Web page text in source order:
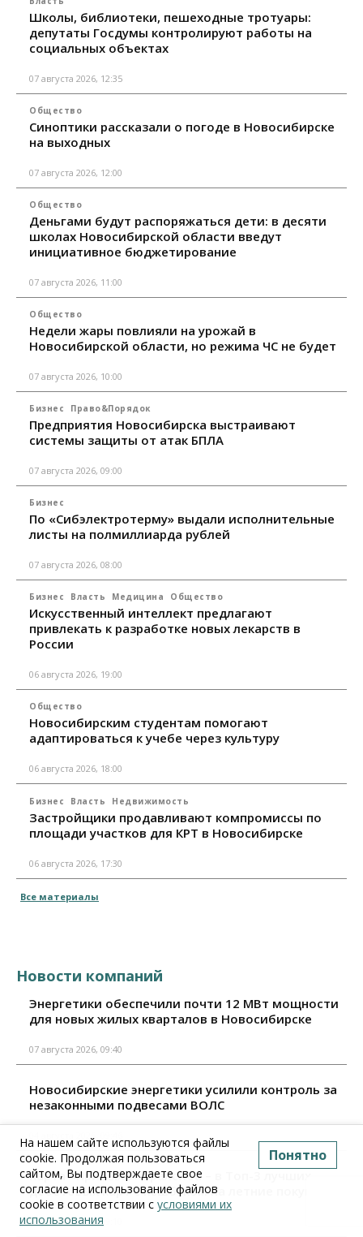
Школы, библиотеки, пешеходные тротуары:
депутаты Госдумы контролируют работы на
социальных объектах
07 августа 2026, 12:35
Общество
Синоптики рассказали о погоде в Новосибирске
на выходных
07 августа 2026, 12:00
Общество
Деньгами будут распоряжаться дети: в десяти
школах Новосибирской области введут
инициативное бюджетирование
07 августа 2026, 11:00
Общество
Недели жары повлияли на урожай в
Новосибирской области, но режима ЧС не будет
07 августа 2026, 10:00
Бизнес Право&Порядок
Предприятия Новосибирска выстраивают
системы защиты от атак БПЛА
07 августа 2026, 09:00
Бизнес
По «Сибэлектротерму» выдали исполнительные
листы на полмиллиарда рублей
07 августа 2026, 08:00
Бизнес Власть Медицина Общество
Искусственный интеллект предлагают
привлекать к разработке новых лекарств в
России
06 августа 2026, 19:00
Общество
Новосибирским студентам помогают
адаптироваться к учебе через культуру
06 августа 2026, 18:00
Бизнес Власть Недвижимость
Застройщики продавливают компромиссы по
площади участков для КРТ в Новосибирске
06 августа 2026, 17:30
Все материалы
Новости компаний
Энергетики обеспечили почти 12 МВт мощности
для новых жилых кварталов в Новосибирске
07 августа 2026, 09:40
Новосибирские энергетики усилили контроль за
незаконными подвесами ВОЛС
Карта «Прибыль» Уралсиба – в Топ-3 лучших
дебетовых карт с кешбэком на летние покупки
04 августа 2026, 09:10
На нашем сайте используются файлы
cookie. Продолжая пользоваться
сайтом, Вы подтверждаете свое
согласие на использование файлов
cookie в соответствии с условиями их
использования
Понятно